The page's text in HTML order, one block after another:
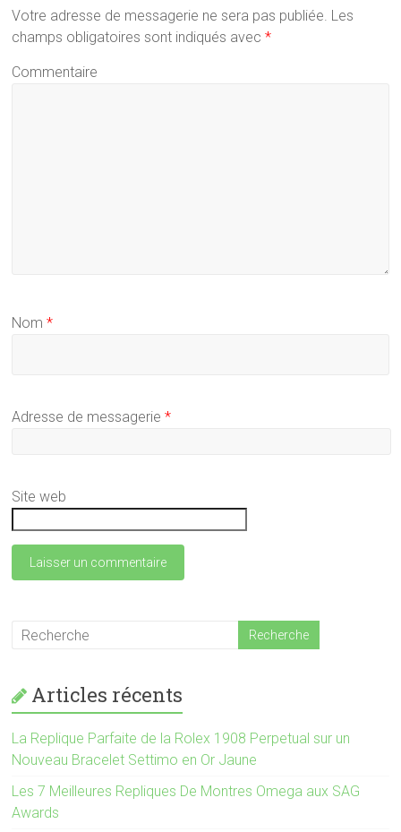
Votre adresse de messagerie ne sera pas publiée. Les
champs obligatoires sont indiqués avec*
Commentaire
Nom*
Adresse de messagerie*
Site web
Articles récents
La Replique Parfaite de la Rolex 1908 Perpetual sur un
Nouveau Bracelet Settimo en Or Jaune
Les 7 Meilleures Repliques De Montres Omega aux SAG
Awards